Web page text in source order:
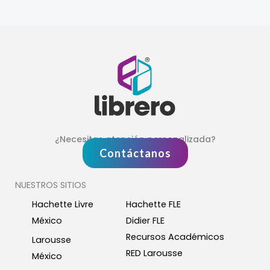
¿Necesitas atención personalizada?
Contáctanos
NUESTROS SITIOS
Hachette Livre
México
Larousse
México
Hachette FLE
Didier FLE
Recursos Académicos
RED Larousse